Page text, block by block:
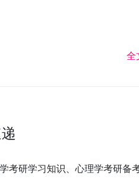
全
考研学习知识、心理学考研备